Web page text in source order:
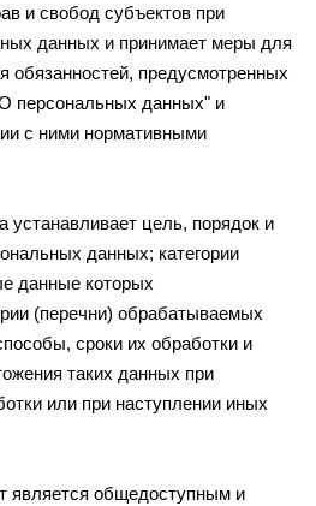
и свобод субъектов при
данных и принимает меры для
обязанностей, предусмотренных
персональных данных" и
с ними нормативными
устанавливает цель, порядок и
данных; категории
данные которых
(перечни) обрабатываемых
сроки их обработки и
таких данных при
или при наступлении иных
является общедоступным и